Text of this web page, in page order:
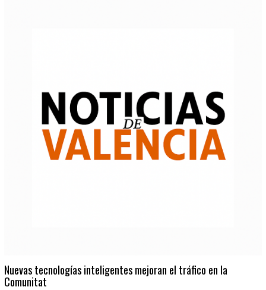
Nuevas tecnologías inteligentes mejoran el tráfico en la
Comunitat